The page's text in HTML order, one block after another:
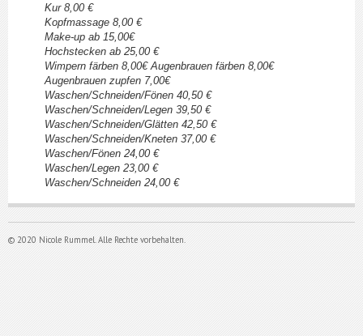
Kur 8,00 €
Kopfmassage 8,00 €
Make-up ab 15,00€
Hochstecken ab 25,00 €
Wimpern färben 8,00€ Augenbrauen färben 8,00€
Augenbrauen zupfen 7,00€
Waschen/Schneiden/Fönen 40,50 €
Waschen/Schneiden/Legen 39,50 €
Waschen/Schneiden/Glätten 42,50 €
Waschen/Schneiden/Kneten 37,00 €
Waschen/Fönen 24,00 €
Waschen/Legen 23,00 €
Waschen/Schneiden 24,00 €
© 2020 Nicole Rummel. Alle Rechte vorbehalten.